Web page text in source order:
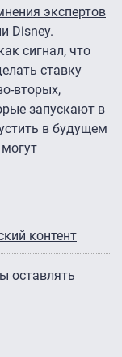
экспертов
Disney.
сигнал, что
ставку
вторых,
запускают в
в будущем
контент
оставлять